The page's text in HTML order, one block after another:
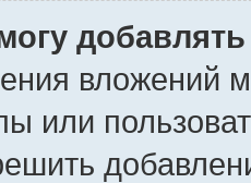
вложений
или